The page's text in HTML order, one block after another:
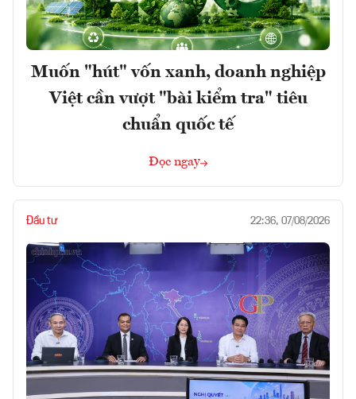
Muốn "hút" vốn xanh, doanh nghiệp
Việt cần vượt "bài kiểm tra" tiêu
chuẩn quốc tế
Đọc ngay
Đầu tư 22:36, 07/08/2026